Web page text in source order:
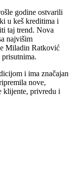
godine ostvarili
u keš kreditima i
taj trend. Nova
najvišim
Miladin Ratković
i ima značajan
nove,
klijente, privredu i